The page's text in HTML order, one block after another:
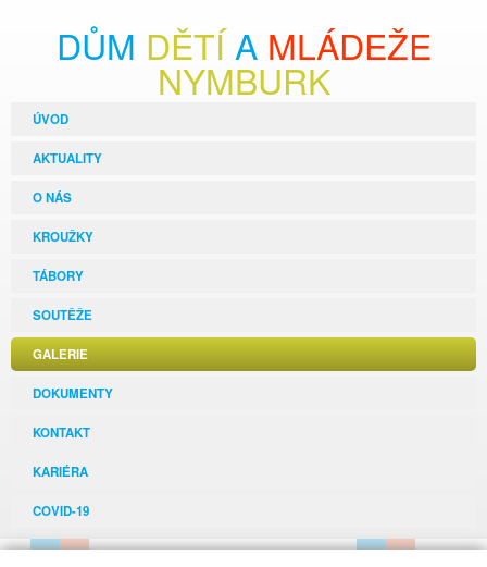
DŮM DĚTÍ A MLÁDEŽE
NYMBURK
ÚVOD
AKTUALITY
O NÁS
KROUŽKY
TÁBORY
SOUTĚŽE
GALERIE
DOKUMENTY
KONTAKT
KARIÉRA
COVID-19